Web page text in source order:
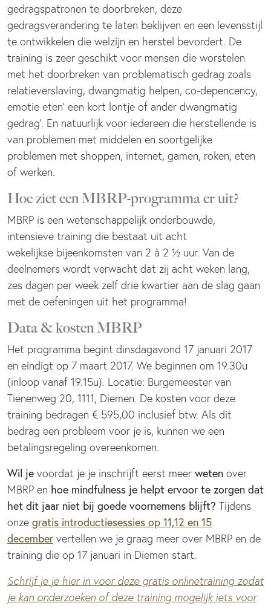
gedragspatronen te doorbreken, deze
gedragsverandering te laten beklijven en een levensstijl
te ontwikkelen die welzijn en herstel bevordert. De
training is zeer geschikt voor mensen die worstelen
met het doorbreken van problematisch gedrag zoals
relatieverslaving, dwangmatig helpen, co-depencency,
emotie eten’ een kort lontje of ander dwangmatig
gedrag’. En natuurlijk voor iedereen die herstellende is
van problemen met middelen en soortgelijke
problemen met shoppen, internet, gamen, roken, eten
of werken.
Hoe ziet een MBRP-programma er uit?
MBRP is een wetenschappelijk onderbouwde,
intensieve training die bestaat uit acht
wekelijkse bijeenkomsten van 2 à 2 1⁄2 uur. Van de
deelnemers wordt verwacht dat zij acht weken lang,
zes dagen per week zelf drie kwartier aan de slag gaan
met de oefeningen uit het programma!
Data & kosten MBRP
Het programma begint dinsdagavond 17 januari 2017
en eindigt op 7 maart 2017. We beginnen om 19.30u
(inloop vanaf 19.15u). Locatie: Burgemeester van
Tienenweg 20, 1111, Diemen. De kosten voor deze
training bedragen € 595,00 inclusief btw. Als dit
bedrag een probleem voor je is, kunnen we een
betalingsregeling overeenkomen.
Wil je voordat je je inschrijft eerst meer weten over
MBRP en hoe mindfulness je helpt ervoor te zorgen dat
het dit jaar niet bij goede voornemens blijft? Tijdens
onze gratis introductiesessies op 11,12 en 15
december vertellen we je graag meer over MBRP en de
training die op 17 januari in Diemen start.
Schrijf je je hier in voor deze gratis onlinetraining zodat
je kan onderzoeken of deze training mogelijk iets voor